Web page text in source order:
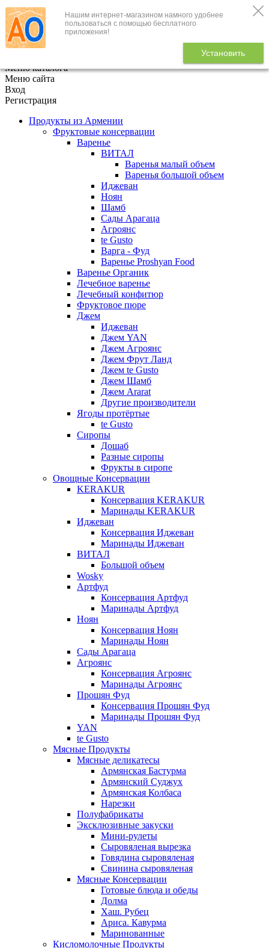
Нашим интернет-магазином намного удобнее
пользоваться с помощью бесплатного
приложения!
Установить
+7 (495) 646-888-1
В корзине
Меню каталога
Меню сайта
Вход
Регистрация
Продукты из Армении
Фруктовые консервации
Варенье
ВИТАЛ
Варенья малый объем
Варенья большой объем
Иджеван
Ноян
Шамб
Сады Арагаца
Агроянс
te Gusto
Варга - Фуд
Варенье Proshyan Food
Варенье Органик
Лечебное варенье
Лечебный конфитюр
Фруктовое пюре
Джем
Иджеван
Джем YAN
Джем Агроянс
Джем Фрут Ланд
Джем te Gusto
Джем Шамб
Джем Ararat
Другие производители
Ягоды протёртые
te Gusto
Сиропы
Дошаб
Разные сиропы
Фрукты в сиропе
Овощные Консервации
KERAKUR
Консервация KERAKUR
Маринады KERAKUR
Иджеван
Консервация Иджеван
Маринады Иджеван
ВИТАЛ
Большой объем
Wosky
Артфуд
Консервация Артфуд
Маринады Артфуд
Ноян
Консервация Ноян
Маринады Ноян
Сады Арагаца
Агроянс
Консервация Агроянс
Маринады Агроянс
Прошян Фуд
Консервация Прошян Фуд
Маринады Прошян Фуд
YAN
te Gusto
Мясные Продукты
Мясные деликатесы
Армянская Бастурма
Армянский Суджух
Армянская Колбаса
Нарезки
Полуфабрикаты
Эксклюзивные закуски
Мини-рулеты
Сыровяленая вырезка
Говядина сыровяленая
Свинина сыровяленая
Мясные Консервации
Готовые блюда и обеды
Долма
Хаш. Рубец
Ариса. Кавурма
Маринованные
Кисломолочные Продукты